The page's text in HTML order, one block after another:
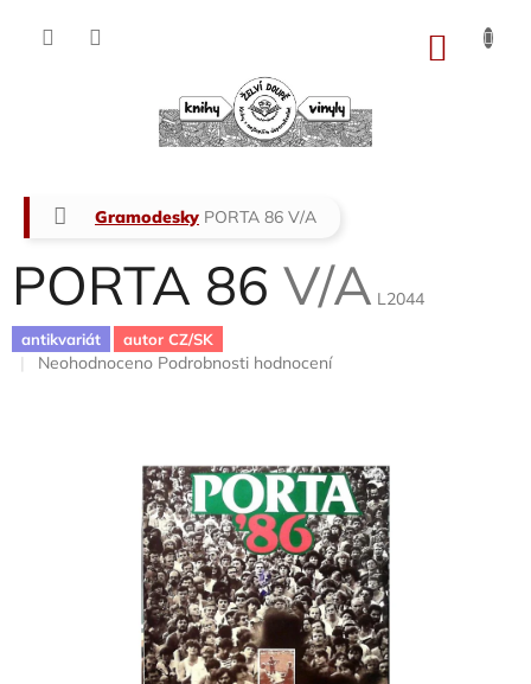
Domů
Gramodesky PORTA 86 V/A
PORTA 86 V/A L2044
antikvariát autor CZ/SK
Průměrné
Neohodnoceno Podrobnosti hodnocení